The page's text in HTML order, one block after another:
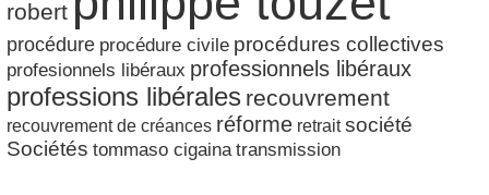
robert
procédure procédure civile procédures collectives
profesionnels libéraux professionnels libéraux
professions libérales recouvrement
recouvrement de créances réforme retrait société
Sociétés tommaso cigaina transmission